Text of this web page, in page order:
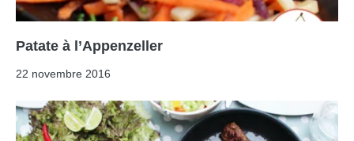
Patate à l’Appenzeller
22 novembre 2016